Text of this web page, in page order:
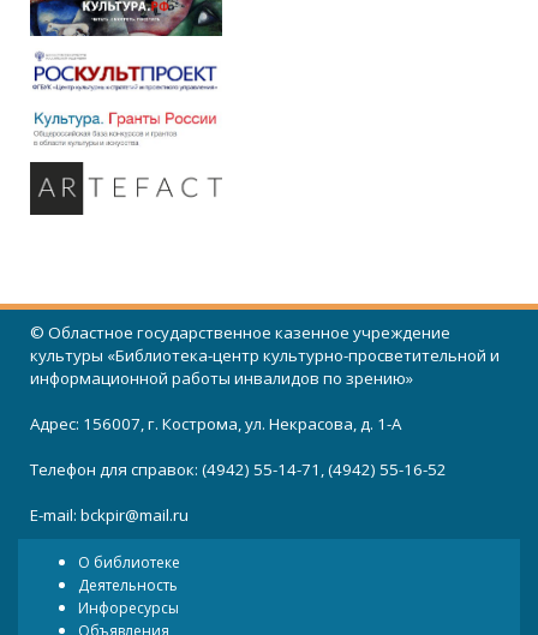
© Областное государственное казенное учреждение
культуры «Библиотека-центр культурно-просветительной и
информационной работы инвалидов по зрению»
Адрес: 156007, г. Кострома, ул. Некрасова, д. 1-А
Телефон для справок: (4942) 55-14-71, (4942) 55-16-52
E-mail: bckpir@mail.ru
О библиотеке
Деятельность
Инфоресурсы
Объявления